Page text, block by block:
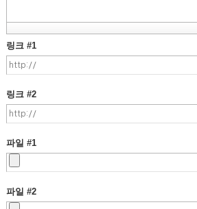
링크 #1
링크 #2
파일 #1
파일 #2